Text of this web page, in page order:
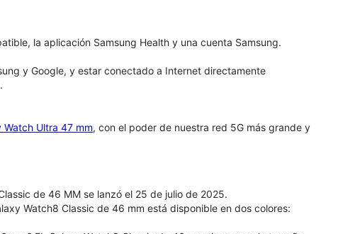
la aplicación Samsung Health y una cuenta Samsung.
y Google, y estar conectado a Internet directamente
Watch Ultra 47 mm, con el poder de nuestra red 5G más grande y
de 46 MM se lanzó el 25 de julio de 2025.
Watch8 Classic de 46 mm está disponible en dos colores: